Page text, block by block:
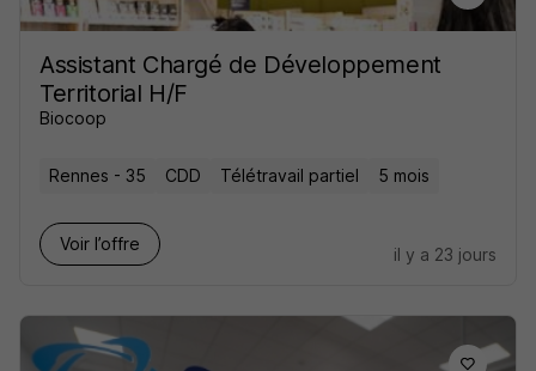
Assistant Chargé de Développement
Territorial H/F
Biocoop
Rennes - 35 CDD Télétravail partiel 5 mois
Voir l’offre
il y a 23 jours